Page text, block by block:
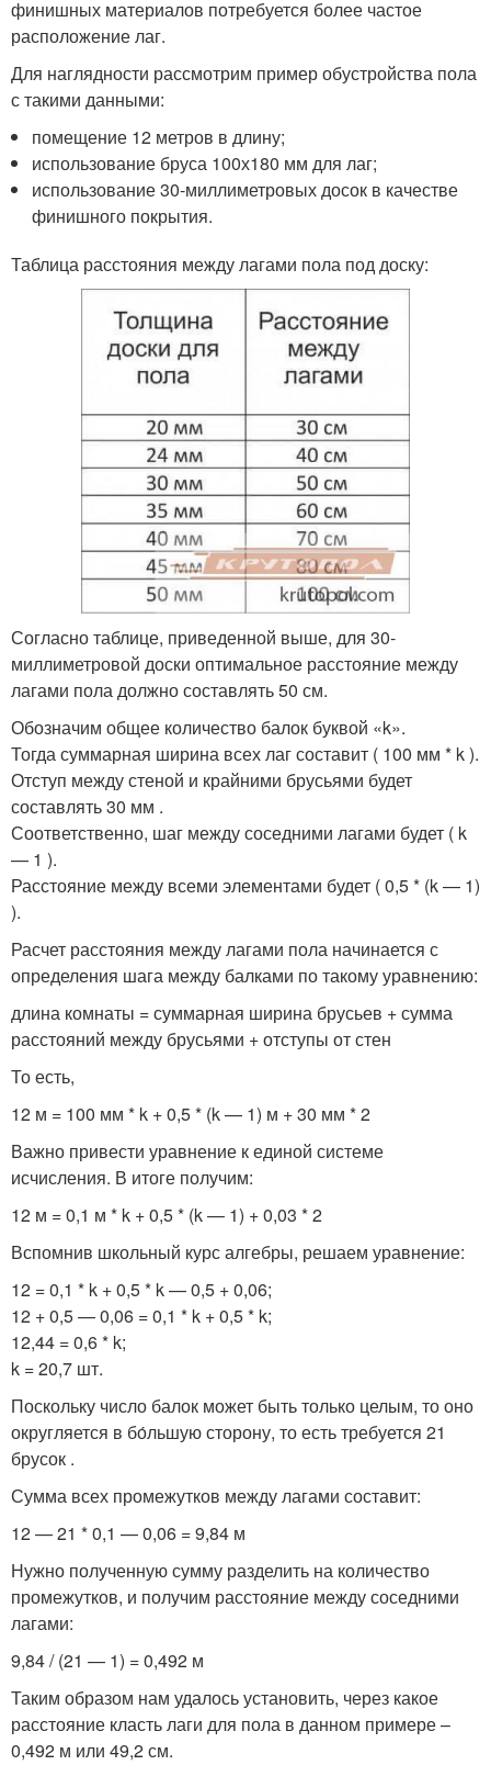
финишных материалов потребуется более частое
расположение лаг.
Для наглядности рассмотрим пример обустройства пола
с такими данными:
помещение 12 метров в длину;
использование бруса 100х180 мм для лаг;
использование 30-миллиметровых досок в качестве
финишного покрытия.
Таблица расстояния между лагами пола под доску:
Согласно таблице, приведенной выше, для 30-
миллиметровой доски оптимальное расстояние между
лагами пола должно составлять 50 см.
Обозначим общее количество балок буквой «k».
Тогда суммарная ширина всех лаг составит ( 100 мм * k ).
Отступ между стеной и крайними брусьями будет
составлять 30 мм .
Соответственно, шаг между соседними лагами будет ( k
— 1 ).
Расстояние между всеми элементами будет ( 0,5 * (k — 1)
).
Расчет расстояния между лагами пола начинается с
определения шага между балками по такому уравнению:
длина комнаты = суммарная ширина брусьев + сумма
расстояний между брусьями + отступы от стен
То есть,
12 м = 100 мм * k + 0,5 * (k — 1) м + 30 мм * 2
Важно привести уравнение к единой системе
исчисления. В итоге получим:
12 м = 0,1 м * k + 0,5 * (k — 1) + 0,03 * 2
Вспомнив школьный курс алгебры, решаем уравнение:
12 = 0,1 * k + 0,5 * k — 0,5 + 0,06;
12 + 0,5 — 0,06 = 0,1 * k + 0,5 * k;
12,44 = 0,6 * k;
k = 20,7 шт.
Поскольку число балок может быть только целым, то оно
округляется в бо́льшую сторону, то есть требуется 21
брусок .
Сумма всех промежутков между лагами составит:
12 — 21 * 0,1 — 0,06 = 9,84 м
Нужно полученную сумму разделить на количество
промежутков, и получим расстояние между соседними
лагами:
9,84 / (21 — 1) = 0,492 м
Таким образом нам удалось установить, через какое
расстояние класть лаги для пола в данном примере –
0,492 м или 49,2 см.